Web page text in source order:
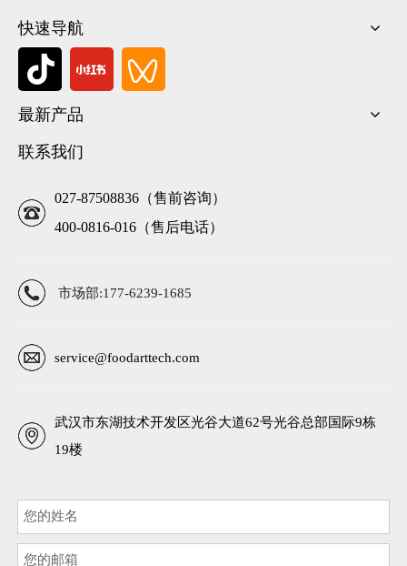
快速导航
最新产品
联系我们
027-87508836（售前咨询）
400-0816-016（售后电话）
市场部:177-6239-1685
service@foodarttech.com
武汉市东湖技术开发区光谷大道62号光谷总部国际9栋
19楼